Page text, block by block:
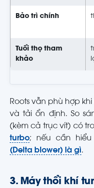
Bảo trì chính
Tuổi thọ tham
khảo
Roots vẫn phù hợp
và tải ổn định. So
(kèm cả trục vít) có
turbo; nếu cần hiểu
(Delta blower) là gì.
3. Máy thổi khí